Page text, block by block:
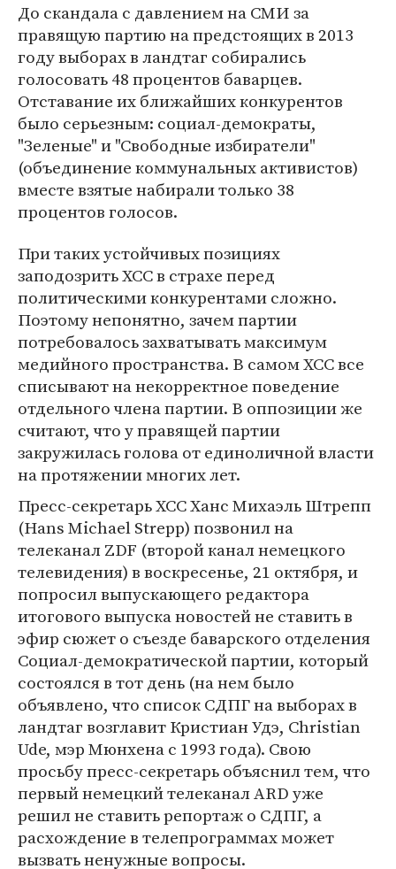
До скандала с давлением на СМИ за
правящую партию на предстоящих в 2013
году выборах в ландтаг собирались
голосовать 48 процентов баварцев.
Отставание их ближайших конкурентов
было серьезным: социал-демократы,
"Зеленые" и "Свободные избиратели"
(объединение коммунальных активистов)
вместе взятые набирали только 38
процентов голосов.
При таких устойчивых позициях
заподозрить ХСС в страхе перед
политическими конкурентами сложно.
Поэтому непонятно, зачем партии
потребовалось захватывать максимум
медийного пространства. В самом ХСС все
списывают на некорректное поведение
отдельного члена партии. В оппозиции же
считают, что у правящей партии
закружилась голова от единоличной власти
на протяжении многих лет.
Пресс-секретарь ХСС Ханс Михаэль Штрепп
(Hans Michael Strepp) позвонил на
телеканал ZDF (второй канал немецкого
телевидения) в воскресенье, 21 октября, и
попросил выпускающего редактора
итогового выпуска новостей не ставить в
эфир сюжет о съезде баварского отделения
Социал-демократической партии, который
состоялся в тот день (на нем было
объявлено, что список СДПГ на выборах в
ландтаг возглавит Кристиан Удэ, Christian
Ude, мэр Мюнхена с 1993 года). Свою
просьбу пресс-секретарь объяснил тем, что
первый немецкий телеканал ARD уже
решил не ставить репортаж о СДПГ, а
расхождение в телепрограммах может
вызвать ненужные вопросы.